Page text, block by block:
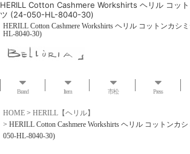
HERILL Cotton Cashmere Workshirts ヘリル コット
ツ (24-050-HL-8040-30)
HERILL Cotton Cashmere Workshirts ヘリル コットンカシ
HL-8040-30)
Brand Item 市松 Press
HOME > HERILL【ヘリル】
> HERILL Cotton Cashmere Workshirts ヘリル コットンカ
050-HL-8040-30)